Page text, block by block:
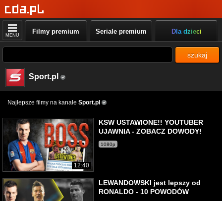
MENU Filmy premium Seriale premium Dla dzieci
szukaj
Sport.pl
Najlepsze filmy na kanale Sport.pl
12:40
KSW USTAWIONE!! YOUTUBER
UJAWNIA - ZOBACZ DOWODY!
1080p
LEWANDOWSKI jest lepszy od
RONALDO - 10 POWODÓW